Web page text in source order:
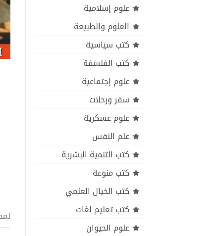
علوم إسلامية
العلوم والطبيعة
كتب سياسية
كتب الفلسفة
علوم إجتماعية
سفر ورحلات
علوم عسكرية
علم النفس
كتب التنمية البشرية
كتب منوعة
كتب الخيال العلمي
كتب تعليم لغات
علوم الحيوان